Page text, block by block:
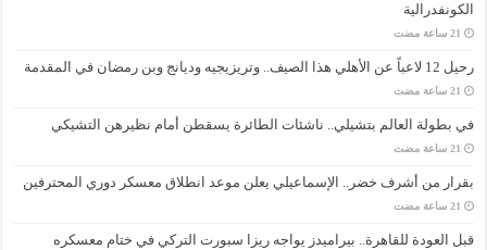
الكونفدرالية
رحيل 12 لاعباً عن الأهلي هذا الصيف.. وتريزيجيه وديانج وبن رمضان في المقدمة
في بطولة العالم بتشيلي.. ناشئات الطائرة يسقطن أمام نظيرهن التشيكي
بقرار من أشرف خضر.. الإسماعيلي يعلن موعد انطلاق معسكر دوري المحترفين
قبل العودة للقاهرة.. بيراميدز يواجه ريزا سبورت التركي في ختام معسكره